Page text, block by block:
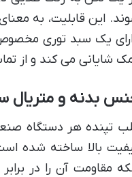
این قابلیت، به
یک سبد توری
شایانی می کند و از
بدنه و متریال
بالا ساخته شده
مقاومت آن را در